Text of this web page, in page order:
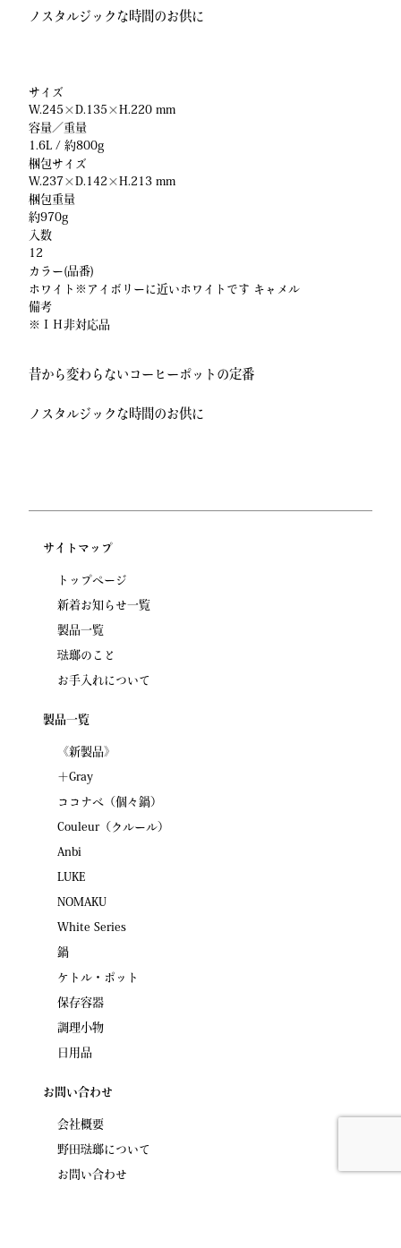
ノスタルジックな時間のお供に
サイズ
W.245×D.135×H.220 mm
容量／重量
1.6L / 約800g
梱包サイズ
W.237×D.142×H.213 mm
梱包重量
約970g
入数
12
カラー(品番)
ホワイト※アイボリーに近いホワイトです キャメル
備考
※ＩＨ非対応品
昔から変わらないコーヒーポットの定番
ノスタルジックな時間のお供に
サイトマップ
トップページ
新着お知らせ一覧
製品一覧
琺瑯のこと
お手入れについて
製品一覧
《新製品》
＋Gray
ココナベ（個々鍋）
Couleur（クルール）
Anbi
LUKE
NOMAKU
White Series
鍋
ケトル・ポット
保存容器
調理小物
日用品
お問い合わせ
会社概要
野田琺瑯について
お問い合わせ